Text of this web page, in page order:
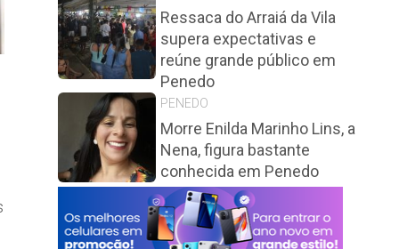
Ressaca do Arraiá da Vila
supera expectativas e
reúne grande público em
Penedo
PENEDO
Morre Enilda Marinho Lins, a
Nena, figura bastante
conhecida em Penedo